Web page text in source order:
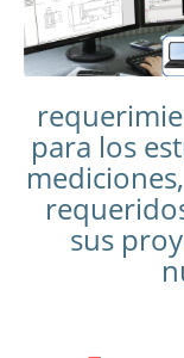
para los
sus